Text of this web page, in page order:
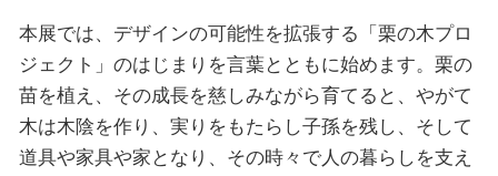
本展では、デザインの可能性を拡張する「栗の木プロ
ジェクト」のはじまりを言葉とともに始めます。栗の
苗を植え、その成長を慈しみながら育てると、やがて
木は木陰を作り、実りをもたらし子孫を残し、そして
道具や家具や家となり、その時々で人の暮らしを支え